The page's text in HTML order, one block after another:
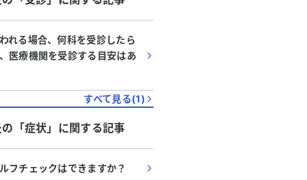
れる場合、何科を受診したら
医療機関を受診する目安はあ
すべて見る(1)
の「症状」に関する記事
フチェックはできますか？